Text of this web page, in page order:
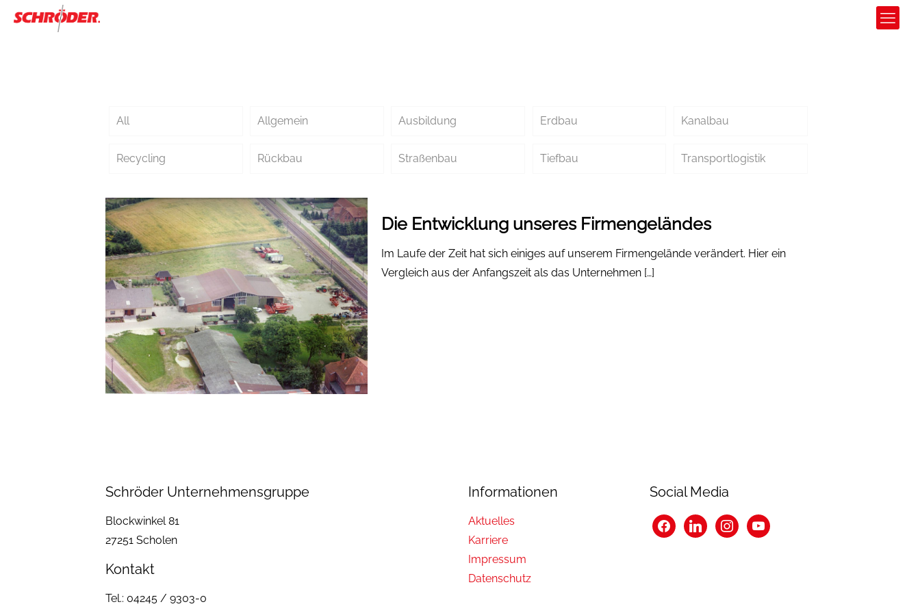
All Allgemein Ausbildung Erdbau Kanalbau
Recycling Rückbau Straßenbau Tiefbau Transportlogistik
Die Entwicklung unseres Firmengeländes
Im Laufe der Zeit hat sich einiges auf unserem Firmengelände verändert. Hier ein
Vergleich aus der Anfangszeit als das Unternehmen […]
Schröder Unternehmensgruppe
Blockwinkel 81
27251 Scholen
Kontakt
Tel.: 04245 / 9303-0
Informationen
Aktuelles
Karriere
Impressum
Datenschutz
Social Media
facebooklinkedininstagramyoutube